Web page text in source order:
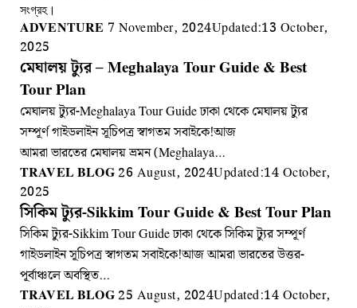
সংগ্রহ।
ADVENTURE 7 November, 2024Updated:13 October,
2025
মেঘালয় ট্যুর – Meghalaya Tour Guide & Best
Tour Plan
মেঘালয় ট্যুর-Meghalaya Tour Guide ঢাকা থেকে মেঘালয় ট্যুর
সম্পূর্ণ গাইডলাইন সূচিপত্র স্বাগতম সবাইকে!আজ
আমরা ভারতের মেঘালয় ভ্রমন (Meghalaya…
TRAVEL BLOG 26 August, 2024Updated:14 October,
2025
সিকিম ট্যুর-Sikkim Tour Guide & Best Tour Plan
সিকিম ট্যুর-Sikkim Tour Guide ঢাকা থেকে সিকিম ট্যুর সম্পূর্ণ
গাইডলাইন সূচিপত্র স্বাগতম সবাইকে!আজ আমরা ভারতের উত্তর-
পূর্বাঞ্চলে অবস্থিত…
TRAVEL BLOG 25 August, 2024Updated:14 October,